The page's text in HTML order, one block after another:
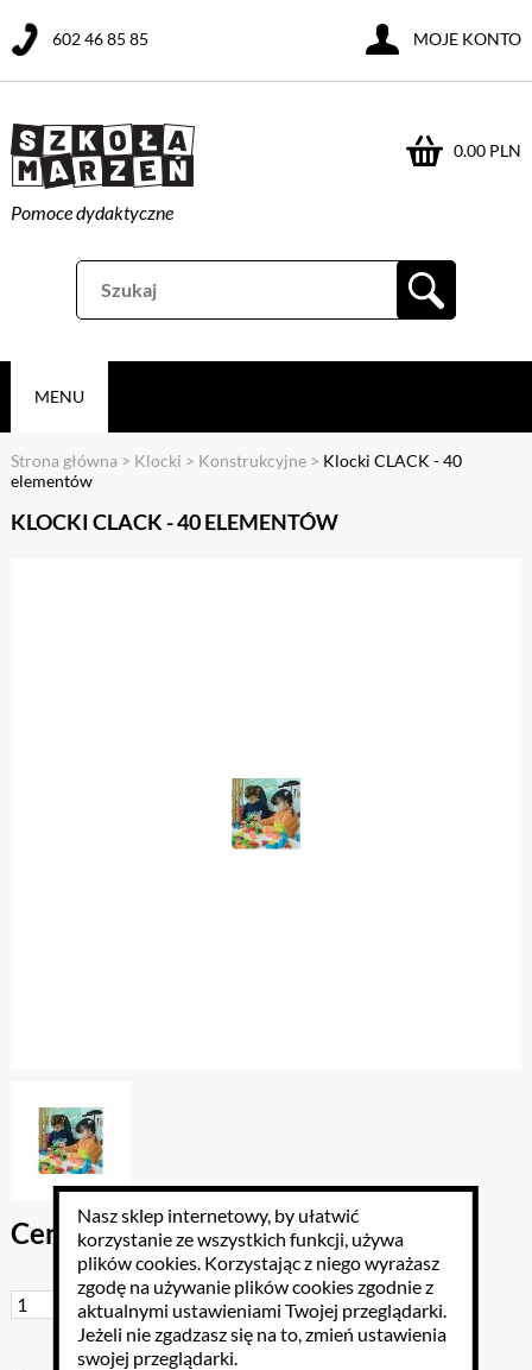
Pomoce dydaktyczne
0.00 PLN
602 46 85 85 MOJE KONTO
MENU
Strona główna > Klocki > Konstrukcyjne> Klocki CLACK - 40
elementów
KLOCKI CLACK - 40 ELEMENTÓW
Cena brutto: 68.88 PLN
Do koszyka
Nasz sklep internetowy, by ułatwić
korzystanie ze wszystkich funkcji, używa
plików cookies. Korzystając z niego wyrażasz
zgodę na używanie plików cookies zgodnie z
aktualnymi ustawieniami Twojej przeglądarki.
Jeżeli nie zgadzasz się na to, zmień ustawienia
swojej przeglądarki.